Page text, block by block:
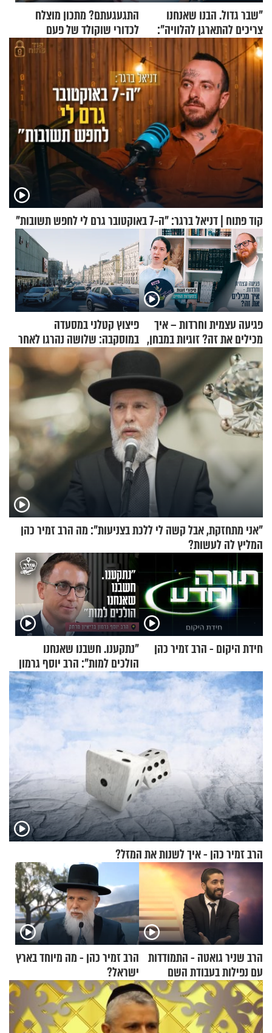
"שבר גדול. הבנו שאנחנו
צריכים להתארגן להלוויה":
זוגיות במבחן, הפעם עם מרים
וגד דנינו
התגעגעתם? מתכון מוצלח
לכדורי שוקולד של פעם
קוד פתוח | דניאל ברגר: "ה-7 באוקטובר גרם לי לחפש תשובות"
פגיעה עצמית וחרדות – איך
מכילים את זה? זוגיות במבחן,
הפעם עם יהודית ואלתר כהן
פיצוץ קטלני במסעדה
במוסקבה: שלושה נהרגו לאחר
שמטען שנשאה אישה התפוצץ
"אני מתחזקת, אבל קשה לי ללכת בצניעות": מה הרב זמיר כהן
המליץ לה לעשות?
חידת היקום - הרב זמיר כהן
"נתקענו. חשבנו שאנחנו
הולכים למות": הרב יוסף גרמון
בריאיון מרתק
הרב זמיר כהן - איך לשנות את המזל?
הרב שניר גואטה - התמודדות
עם נפילות בעבודת השם
הרב זמיר כהן - מה מיוחד בארץ
ישראל?